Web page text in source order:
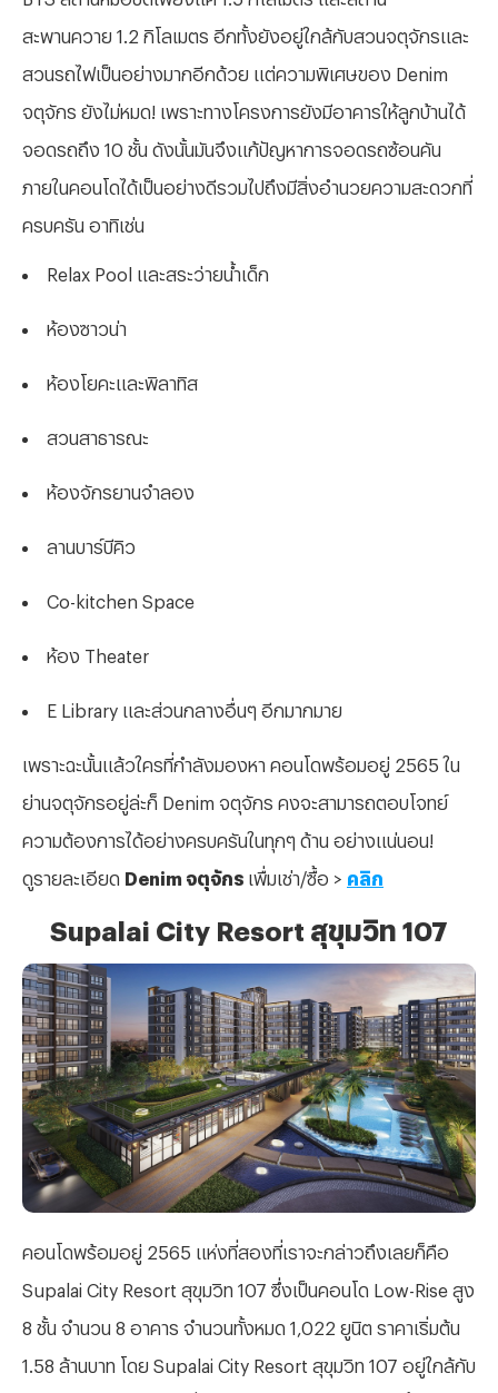
สะพานควาย 1.2 กิโลเมตร อีกทั้งยังอยู่ใกล้กับสวนจตุจักรและ
สวนรถไฟเป็นอย่างมากอีกด้วย แต่ความพิเศษของ Denim
จตุจักร ยังไม่หมด! เพราะทางโครงการยังมีอาคารให้ลูกบ้านได้
จอดรถถึง 10 ชั้น ดังนั้นมันจึงแก้ปัญหาการจอดรถซ้อนคัน
ภายในคอนโดได้เป็นอย่างดีรวมไปถึงมีสิ่งอำนวยความสะดวกที่
ครบครัน อาทิเช่น
Relax Pool และสระว่ายน้ำเด็ก
ห้องซาวน่า
ห้องโยคะและพิลาทิส
สวนสาธารณะ
ห้องจักรยานจำลอง
ลานบาร์บีคิว
Co-kitchen Space
ห้อง Theater
E Library และส่วนกลางอื่นๆ อีกมากมาย
เพราะฉะนั้นแล้วใครที่กำลังมองหา คอนโดพร้อมอยู่ 2565 ใน
ย่านจตุจักรอยู่ล่ะก็ Denim จตุจักร คงจะสามารถตอบโจทย์
ความต้องการได้อย่างครบครันในทุกๆ ด้าน อย่างแน่นอน!
ดูรายละเอียด Denim จตุจักร เพื่มเช่า/ซื้อ > คลิก
Supalai City Resort สุขุมวิท 107
คอนโดพร้อมอยู่ 2565 แห่งที่สองที่เราจะกล่าวถึงเลยก็คือ
Supalai City Resort สุขุมวิท 107 ซึ่งเป็นคอนโด Low-Rise สูง
8 ชั้น จำนวน 8 อาคาร จำนวนทั้งหมด 1,022 ยูนิต ราคาเริ่มต้น
1.58 ล้านบาท โดย Supalai City Resort สุขุมวิท 107 อยู่ใกล้กับ